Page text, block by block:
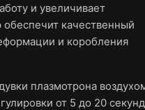
и увеличивает
обеспечит качественный
и коробления
плазмотрона
от 5 до 20